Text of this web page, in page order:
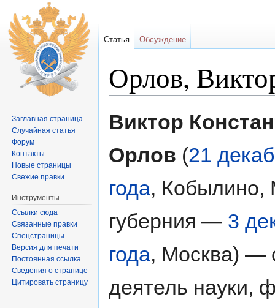
Орлов,
Виктор
Орлов (21
года, Кобылино,
губерния — 3
года, Москва) —
деятель науки,
Статья Обсуждение
Заглавная страница
Случайная статья
Форум
Контакты
Новые страницы
Свежие правки
Инструменты
Ссылки сюда
Связанные правки
Спецстраницы
Версия для печати
Постоянная ссылка
Сведения о странице
Цитировать страницу